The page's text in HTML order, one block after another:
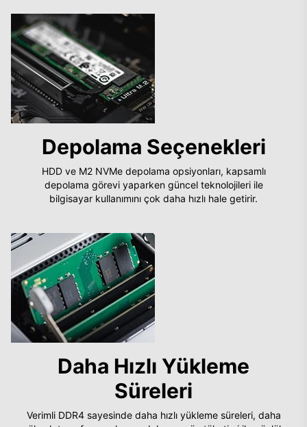
Depolama Seçenekleri
HDD ve M2 NVMe depolama opsiyonları, kapsamlı
depolama görevi yaparken güncel teknolojileri ile
bilgisayar kullanımını çok daha hızlı hale getirir.
Daha Hızlı Yükleme
Süreleri
Verimli DDR4 sayesinde daha hızlı yükleme süreleri, daha